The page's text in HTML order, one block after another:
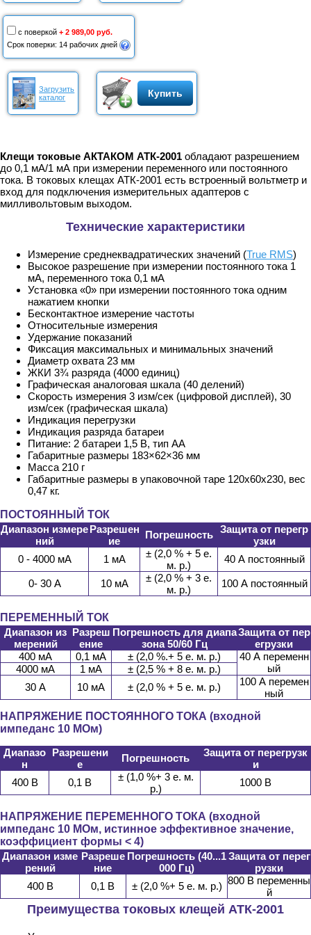
с поверкой + 2 989,00 руб.
Срок поверки: 14 рабочих дней
Загрузить
каталог
Купить
Клещи токовые АКТАКОМ АТК-2001 обладают разрешением
до 0,1 мА/1 мА при измерении переменного или постоянного
тока. В токовых клещах АТК-2001 есть встроенный вольтметр и
вход для подключения измерительных адаптеров с
милливольтовым выходом.
Технические характеристики
Измерение среднеквадратических значений (True RMS)
Высокое разрешение при измерении постоянного тока 1
мА, переменного тока 0,1 мА
Установка «0» при измерении постоянного тока одним
нажатием кнопки
Бесконтактное измерение частоты
Относительные измерения
Удержание показаний
Фиксация максимальных и минимальных значений
Диаметр охвата 23 мм
ЖКИ 3¾ разряда (4000 единиц)
Графическая аналоговая шкала (40 делений)
Скорость измерения 3 изм/сек (цифровой дисплей), 30
изм/сек (графическая шкала)
Индикация перегрузки
Индикация разряда батареи
Питание: 2 батареи 1,5 В, тип АА
Габаритные размеры 183×62×36 мм
Масса 210 г
Габаритные размеры в упаковочной таре 120х60х230, вес
0,47 кг.
ПОСТОЯННЫЙ ТОК
Диапазон измере
ний
Разрешен
ие
Погрешность
Защита от перегр
узки
0 - 4000 мА
1 мА
± (2,0 % + 5 е.
м. р.)
40 А постоянный
0- 30 А 10 мА
± (2,0 % + 3 е.
м. р.)
100 А постоянный
ПЕРЕМЕННЫЙ ТОК
Диапазон из
мерений
Разреш
ение
Погрешность для диапа
зона 50/60 Гц
Защита от пер
егрузки
400 мА
0,1 мА ± (2,0 %.+ 5 е. м. р.)
40 А переменн
ый
4000 мА 1 мА
± (2,5 % + 8 е. м. р.)
30 А
10 мА ± (2,0 % + 5 е. м. р.)
100 А перемен
ный
НАПРЯЖЕНИЕ ПОСТОЯННОГО ТОКА (входной
импеданс 10 МОм)
Диапазо
н
Разрешени
е
Погрешность
Защита от перегрузк
и
400 В
0,1 В
± (1,0 %+ 3 е. м.
р.)
1000 В
НАПРЯЖЕНИЕ ПЕРЕМЕННОГО ТОКА (входной
импеданс 10 МОм, истинное эффективное значение,
коэффициент формы < 4)
Диапазон изме
рений
Разреше
ние
Погрешность (40...1
000 Гц)
Защита от перег
рузки
400 В
0,1 В ± (2,0 %+ 5 е. м. р.) 800 В переменны
й
Преимущества токовых клещей АТК-2001